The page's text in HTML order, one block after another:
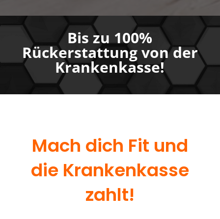
Bis zu 100%
Rückerstattung von der
Krankenkasse!
Mach dich Fit und
die Krankenkasse
zahlt!